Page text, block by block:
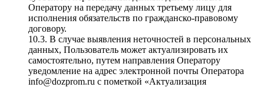
Оператору на передачу данных третьему лицу для
исполнения обязательств по гражданско-правовому
договору.
10.3. В случае выявления неточностей в персональных
данных, Пользователь может актуализировать их
самостоятельно, путем направления Оператору
уведомление на адрес электронной почты Оператора
info@dozprom.ru с пометкой «Актуализация